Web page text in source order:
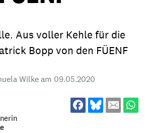
Aus voller Kehle für die
Bopp von den FÜENF
Wilke am 09.05.2020